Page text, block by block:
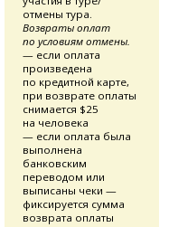
отмены тура.
Возвраты оплат
по условиям отмены.
— если оплата
произведена
по кредитной карте,
при возврате оплаты
снимается $25
на человека
— если оплата была
выполнена
банковским
переводом или
выписаны чеки —
фиксируется сумма
возврата оплаты